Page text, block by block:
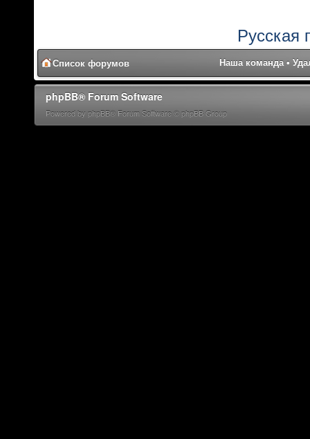
Русская
Список форумов Наша команда•
phpBB® Forum Software
Powered by phpBB® Forum Software © phpBB Group